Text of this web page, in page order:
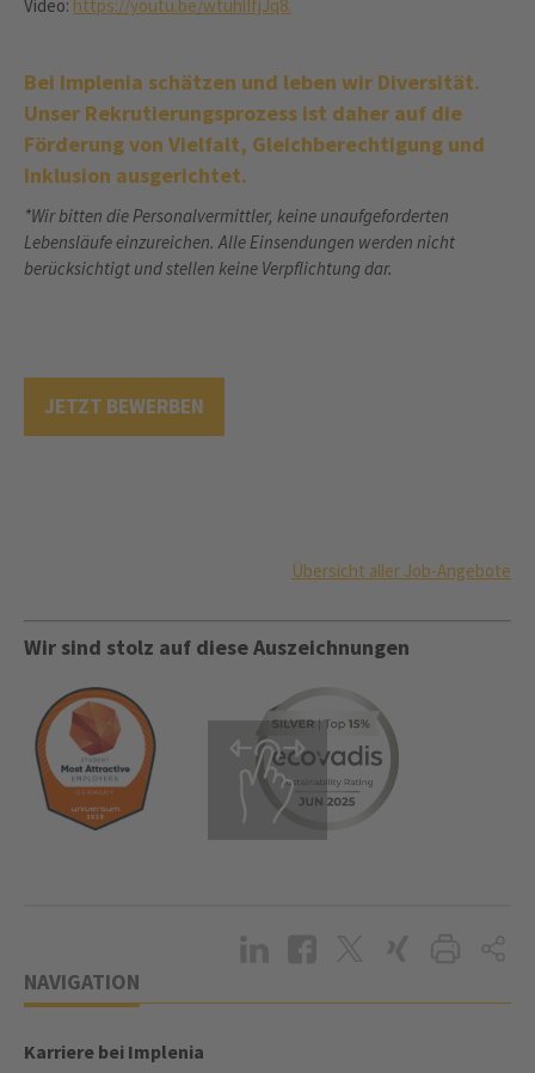
Video: https://youtu.be/wtuhlIfjJq8.
Bei Implenia schätzen und leben wir Diversität.
Unser Rekrutierungsprozess ist daher auf die
Förderung von Vielfalt, Gleichberechtigung und
Inklusion ausgerichtet.
*Wir bitten die Personalvermittler, keine unaufgeforderten
Lebensläufe einzureichen. Alle Einsendungen werden nicht
berücksichtigt und stellen keine Verpflichtung dar.
JETZT BEWERBEN
Übersicht aller Job-Angebote
Wir sind stolz auf diese Auszeichnungen
NAVIGATION
Karriere bei Implenia